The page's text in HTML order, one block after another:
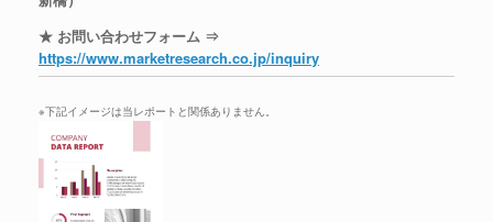
★ お問い合わせフォーム ⇒
https://www.marketresearch.co.jp/inquiry
※下記イメージは当レポートと関係ありません。